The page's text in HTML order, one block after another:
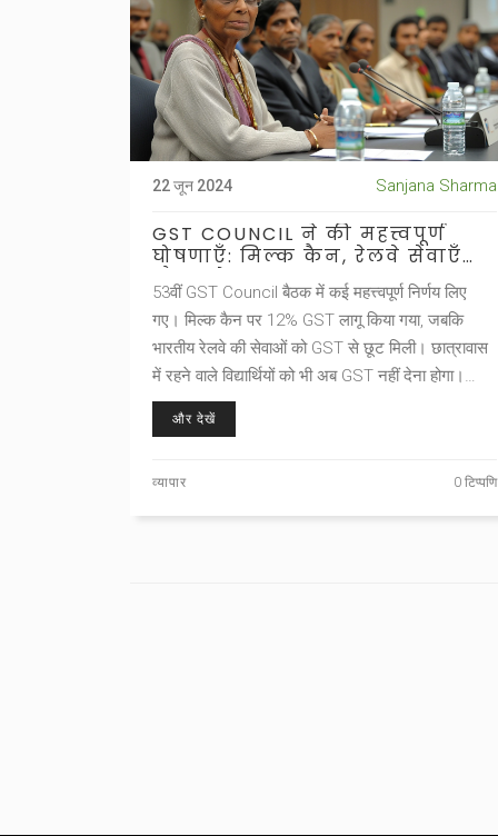
22 जून 2024 Sanjana Sharma
GST COUNCIL ने की महत्त्वपूर्ण
घोषणाएँ: मिल्क कैन, रेलवे सेवाएँ
और अनेक बदलाव
53वीं GST Council बैठक में कई महत्त्वपूर्ण निर्णय लिए
गए। मिल्क कैन पर 12% GST लागू किया गया, जबकि
भारतीय रेलवे की सेवाओं को GST से छूट मिली। छात्रावास
में रहने वाले विद्यार्थियों को भी अब GST नहीं देना होगा।
बायोमेट्रिक आधार पर ऑथेंटिकेशन को भी अनुमोदित किया
और देखें
व्यापार 0 टिप्पणि